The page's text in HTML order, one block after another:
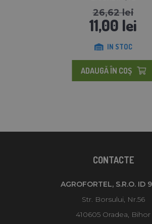
26,62 lei
11,00 lei
IN STOC
ADAUGĂ ÎN COŞ
CONTACTE
AGROFORTEL, S.R.O. ID
Str. Borsului, Nr.56
410605 Oradea, Bihor